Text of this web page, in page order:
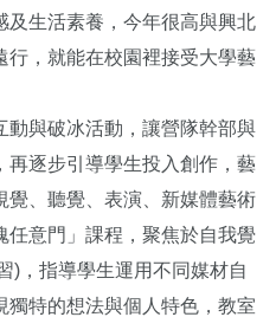
及生活素養，今年很高與興北
行，就能在校園裡接受大學藝
與破冰活動，讓營隊幹部與
再逐步引導學生投入創作，藝
覺、聽覺、表演、新媒體藝術
任意門」課程，聚焦於自我覺
)，指導學生運用不同媒材自
獨特的想法與個人特色，教室